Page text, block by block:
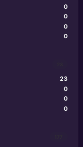
0
0
0
0
23
0
0
0